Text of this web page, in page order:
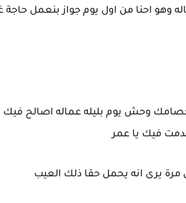
وهو احنا من اول يوم جواز بنعمل حاجة
وحش يوم بليله عماله اصالح فيك
فيك يا عمر
يرى انه يحمل حقا ذلك العيب